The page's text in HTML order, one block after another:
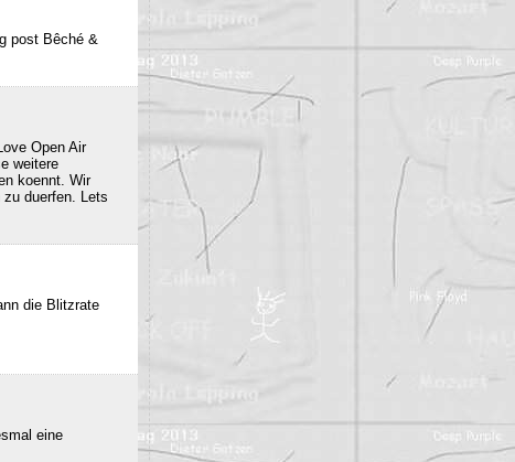
post Bêché &
Open Air
weitere
koennt. Wir
duerfen. Lets
die Blitzrate
eine